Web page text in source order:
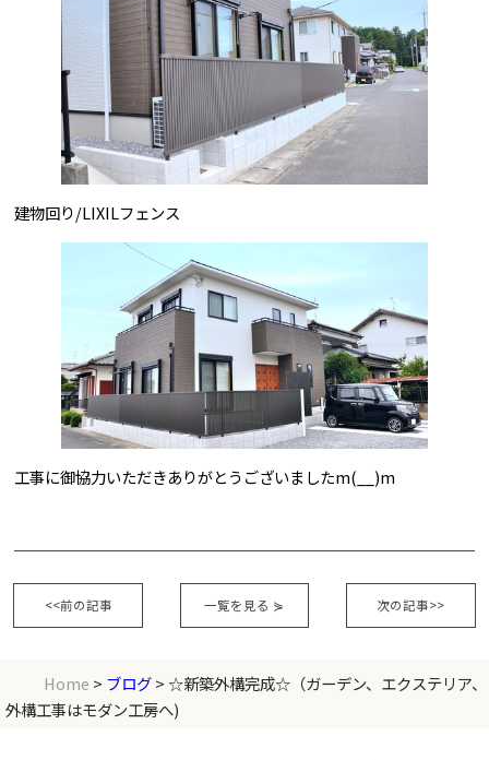
建物回り/LIXILフェンス
工事に御協力いただきありがとうございましたm(__)m
<<前の記事 次の記事>>
一覧を見る ⋟
Home > ブログ> ☆新築外構完成☆（ガーデン、エクステリア、
外構工事はモダン工房へ)